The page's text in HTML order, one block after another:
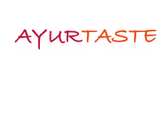
Inhalt